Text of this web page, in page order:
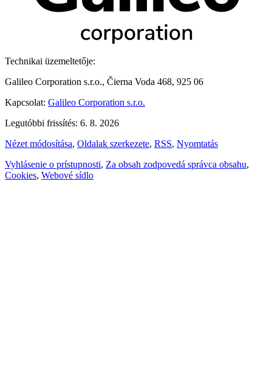
Technikai üzemeltetője:
Galileo Corporation s.r.o., Čierna Voda 468, 925 06
Kapcsolat: Galileo Corporation s.r.o.
Legutóbbi frissítés: 6. 8. 2026
Nézet módosítása, Oldalak szerkezete, RSS, Nyomtatás
Vyhlásenie o prístupnosti, Za obsah zodpovedá správca obsahu,
Cookies, Webové sídlo